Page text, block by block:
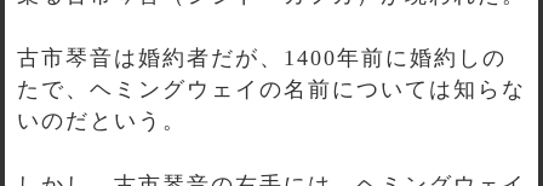
古市琴音は婚約者だが、1400年前に婚約しの
たで、ヘミングウェイの名前については知らな
いのだという。